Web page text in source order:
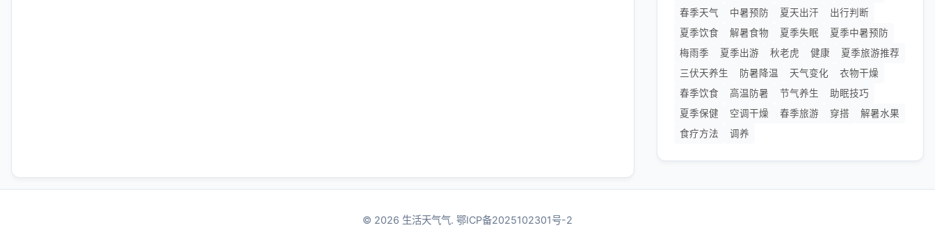
春季天气
中暑预防 夏天出汗
出行判断
夏季饮食
解暑食物 夏季失眠
夏季中暑预防
梅雨季
夏季出游 秋老虎 健康
夏季旅游推荐
三伏天养生
防暑降温 天气变化
衣物干燥
春季饮食
高温防暑 节气养生
助眠技巧
夏季保健
空调干燥 春季旅游 穿搭
解暑水果
食疗方法
调养
© 2026 生活天气气. 鄂ICP备2025102301号-2